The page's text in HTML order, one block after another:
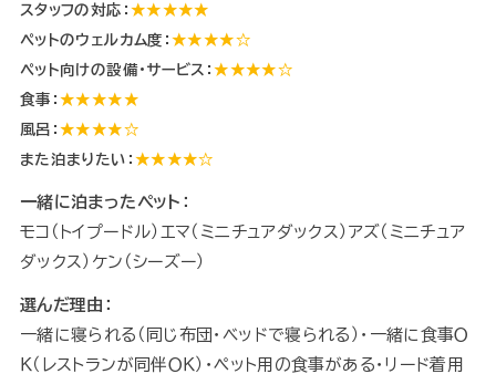
スタッフの対応： ★★★★★
ペットのウェルカム度：★★★★☆
ペット向けの設備・サービス：★★★★☆
食事：★★★★★
風呂：★★★★☆
また泊まりたい： ★★★★☆
一緒に泊まったペット：
モコ（トイプードル）エマ（ミニチュアダックス）アズ（ミニチュア
ダックス）ケン（シーズー）
選んだ理由：
一緒に寝られる（同じ布団・ベッドで寝られる）・一緒に食事Ｏ
Ｋ（レストランが同伴ＯＫ）・ペット用の食事がある・リード着用